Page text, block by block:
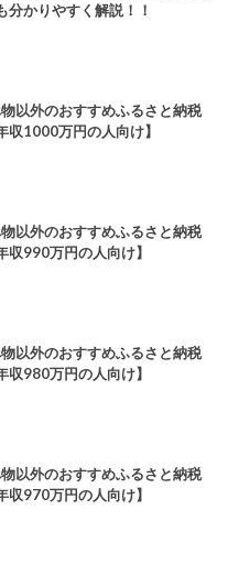
分かりやすく解説！！
以外のおすすめふるさと納税
収1000万円の人向け】
以外のおすすめふるさと納税
収990万円の人向け】
以外のおすすめふるさと納税
収980万円の人向け】
以外のおすすめふるさと納税
収970万円の人向け】